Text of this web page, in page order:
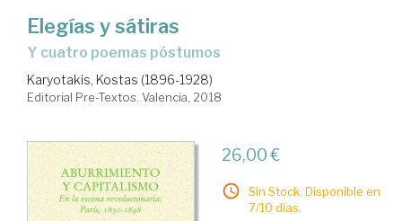
Elegías y sátiras
y cuatro poemas póstumos
Karyotakis, Kostas (1896-1928)
Editorial Pre-Textos. Valencia, 2018
26,00 €
Sin Stock. Disponible en
7/10 días.